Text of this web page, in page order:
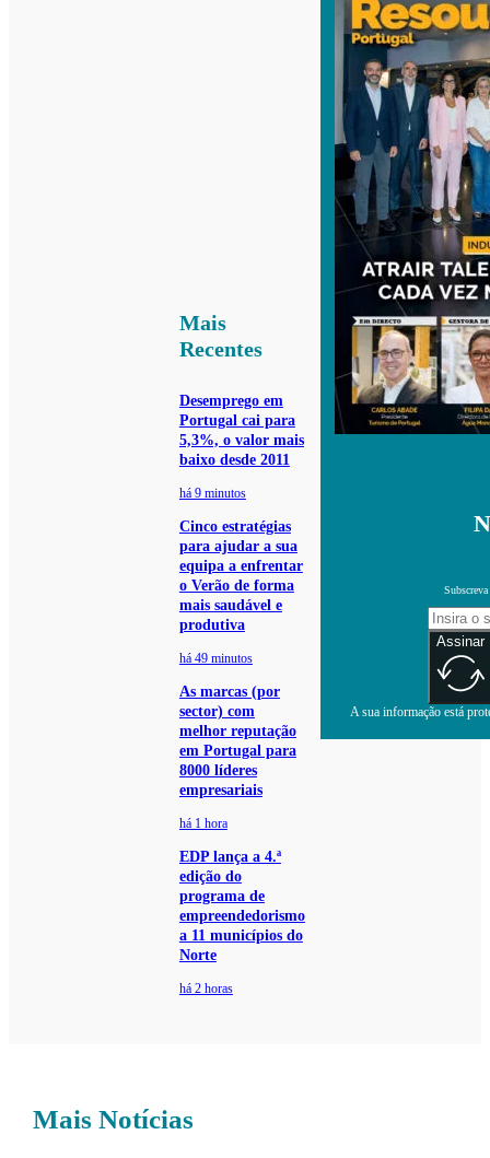
Mais
Recentes
Desemprego em
Portugal cai para
5,3%, o valor mais
baixo desde 2011
há 9 minutos
Cinco estratégias
para ajudar a sua
equipa a enfrentar
o Verão de forma
mais saudável e
produtiva
há 49 minutos
As marcas (por
sector) com
melhor reputação
em Portugal para
8000 líderes
empresariais
há 1 hora
EDP lança a 4.ª
edição do
programa de
empreendedorismo
a 11 municípios do
Norte
há 2 horas
Assinar
A sua informação está
Mais Notícias